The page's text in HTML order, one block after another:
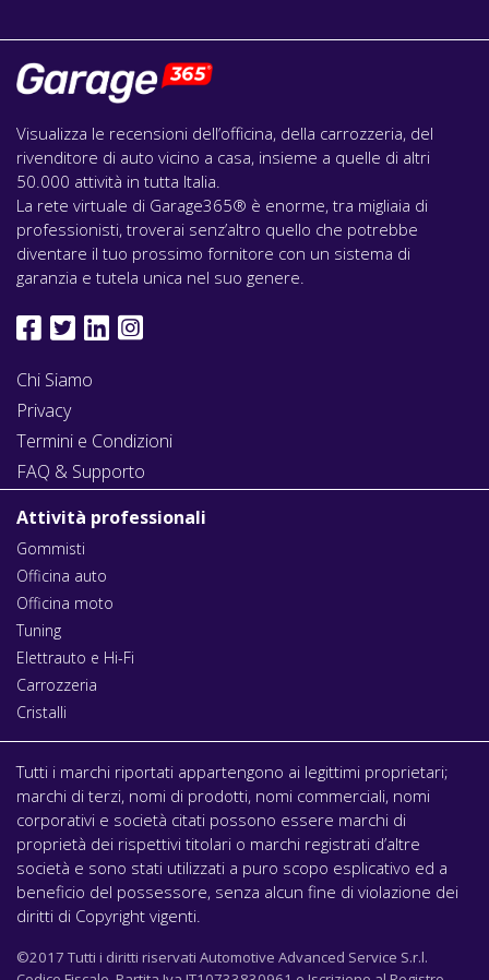
Visualizza le recensioni dell’officina, della carrozzeria, del
rivenditore di auto vicino a casa, insieme a quelle di altri
50.000 attività in tutta Italia.
La rete virtuale di Garage365® è enorme, tra migliaia di
professionisti, troverai senz’altro quello che potrebbe
diventare il tuo prossimo fornitore con un sistema di
garanzia e tutela unica nel suo genere.
Chi Siamo
Privacy
Termini e Condizioni
FAQ & Supporto
Attività professionali
Gommisti
Officina auto
Officina moto
Tuning
Elettrauto e Hi-Fi
Carrozzeria
Cristalli
Tutti i marchi riportati appartengono ai legittimi proprietari;
marchi di terzi, nomi di prodotti, nomi commerciali, nomi
corporativi e società citati possono essere marchi di
proprietà dei rispettivi titolari o marchi registrati d’altre
società e sono stati utilizzati a puro scopo esplicativo ed a
beneficio del possessore, senza alcun fine di violazione dei
diritti di Copyright vigenti.
©2017 Tutti i diritti riservati Automotive Advanced Service S.r.l.